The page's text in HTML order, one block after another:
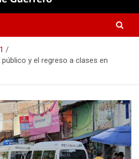
1
y el regreso a clases en